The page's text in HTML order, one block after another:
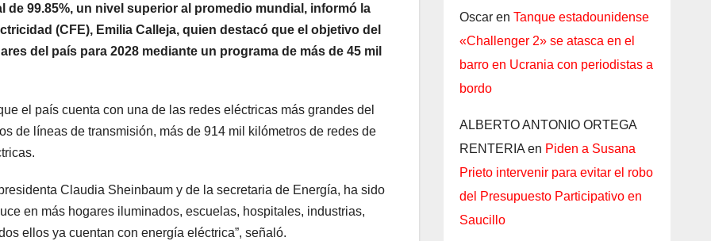
99.85%, un nivel superior al promedio mundial, informó la
(CFE), Emilia Calleja, quien destacó que el objetivo del
del país para 2028 mediante un programa de más de 45 mil
el país cuenta con una de las redes eléctricas más grandes del
de líneas de transmisión, más de 914 mil kilómetros de redes de
Claudia Sheinbaum y de la secretaria de Energía, ha sido
en más hogares iluminados, escuelas, hospitales, industrias,
ellos ya cuentan con energía eléctrica”, señaló.
Oscaren Tanque estadounidense
«Challenger 2» se atasca en el
barro en Ucrania con periodistas a
bordo
ALBERTO ANTONIO ORTEGA
RENTERIAen Piden a Susana
Prieto intervenir para evitar el robo
del Presupuesto Participativo en
Saucillo